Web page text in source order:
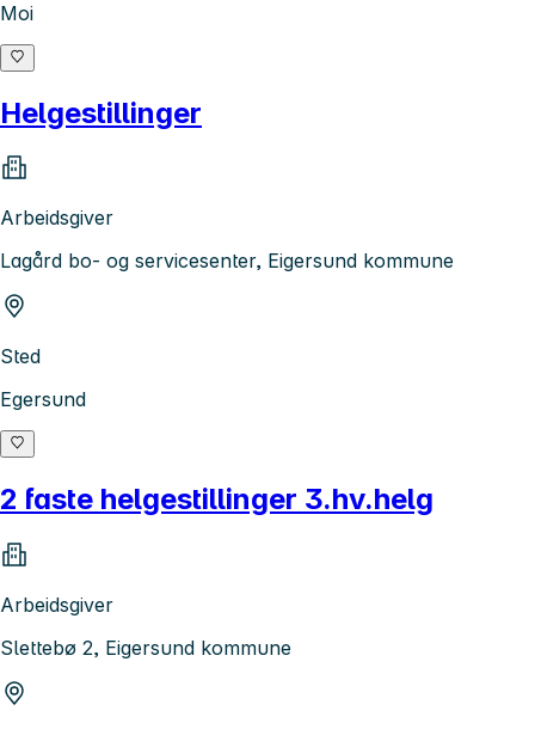
Moi
Helgestillinger
Arbeidsgiver
Lagård bo- og servicesenter, Eigersund kommune
Sted
Egersund
2 faste helgestillinger 3.hv.helg
Arbeidsgiver
Slettebø 2, Eigersund kommune